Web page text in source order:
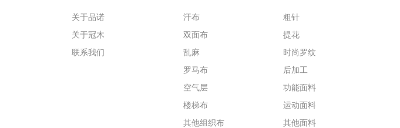
关于品诺
关于冠木
联系我们
汗布
双面布
乱麻
罗马布
空气层
楼梯布
其他组织布
粗针
提花
时尚罗纹
后加工
功能面料
运动面料
其他面料